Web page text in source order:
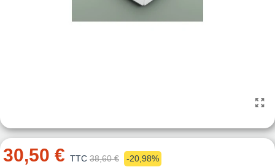
30,50 € TTC 38,60 € -20,98%